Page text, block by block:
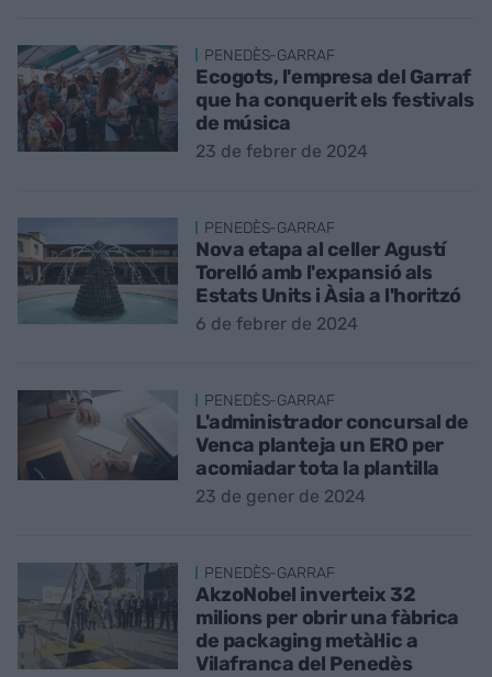
PENEDÈS-GARRAF
Ecogots, l'empresa del Garraf
que ha conquerit els festivals
de música
23 de febrer de 2024
PENEDÈS-GARRAF
Nova etapa al celler Agustí
Torelló amb l'expansió als
Estats Units i Àsia a l'horitzó
6 de febrer de 2024
PENEDÈS-GARRAF
L'administrador concursal de
Venca planteja un ERO per
acomiadar tota la plantilla
23 de gener de 2024
PENEDÈS-GARRAF
AkzoNobel inverteix 32
milions per obrir una fàbrica
de packaging metàl·lic a
Vilafranca del Penedès